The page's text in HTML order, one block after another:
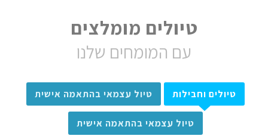
טיולים מומלצים
עם המומחים שלנו
טיולים וחבילות טיול עצמאי בהתאמה אישית
טיול עצמאי בהתאמה אישית